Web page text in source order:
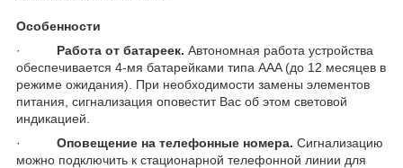
Особенности
· Работа от батареек. Автономная работа устройства
обеспечивается 4-мя батарейками типа ААA (до 12 месяцев в
режиме ожидания). При необходимости замены элементов
питания, сигнализация оповестит Вас об этом световой
индикацией.
· Оповещение на телефонные номера. Сигнализацию
можно подключить к стационарной телефонной линии для